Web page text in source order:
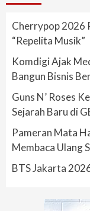
Cherrypop 2026
“Repelita Musik”
Komdigi Ajak
Bangun Bisnis
Guns N’ Roses
Sejarah Baru di
Pameran Mata
Membaca Ulang
BTS Jakarta